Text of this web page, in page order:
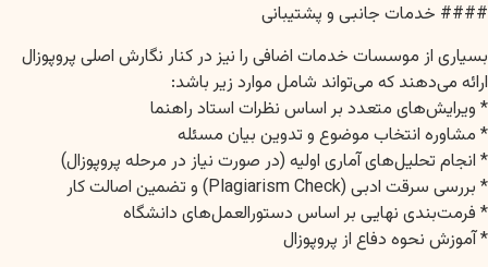
#### خدمات جانبی و پشتیبانی
بسیاری از موسسات خدمات اضافی را نیز در کنار نگارش اصلی پروپوزال
ارائه می‌دهند که می‌تواند شامل موارد زیر باشد:
* ویرایش‌های متعدد بر اساس نظرات استاد راهنما
* مشاوره انتخاب موضوع و تدوین بیان مسئله
* انجام تحلیل‌های آماری اولیه (در صورت نیاز در مرحله پروپوزال)
* بررسی سرقت ادبی (Plagiarism Check) و تضمین اصالت کار
* فرمت‌بندی نهایی بر اساس دستورالعمل‌های دانشگاه
* آموزش نحوه دفاع از پروپوزال